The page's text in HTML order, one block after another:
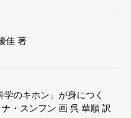
佳 著
学のキホン」が身につく
・スンフン 画 呉 華順 訳